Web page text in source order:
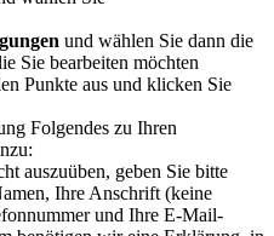
und wählen Sie dann die
Sie bearbeiten möchten
Punkte aus und klicken Sie
Folgendes zu Ihren
auszuüben, geben Sie bitte
Ihre Anschrift (keine
und Ihre E-Mail-